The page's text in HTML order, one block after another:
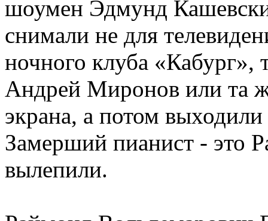
шоумен Эдмунд
снимали не для
ночного клуба «Кабург»,
Андрей Миронов или та
экрана, а потом
Замерший пианист - это
вылепили.